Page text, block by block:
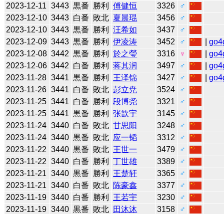
2023-12-11 3443 黒番 勝利 傅健恒 3326
♂
2023-12-10 3443 白番 敗北 夏晨琨 3456
♂
2023-12-10 3443 黒番 勝利 汪希如 3437
♂
2023-12-09 3443 黒番 勝利 伊凌涛 3452 ♂ |
2023-12-08 3442 黒番 勝利 於之瑩 3316 ♀ |
2023-12-06 3442 白番 勝利 蒋其润 3497 ♂ |
2023-11-28 3441 黒番 勝利 王泽锦 3427 ♂ |
2023-11-26 3441 白番 敗北 彭立尭 3524
♂
2023-11-25 3441 白番 勝利 段博尧 3321
♂
2023-11-25 3441 黒番 勝利 张歆宇 3145
♂
2023-11-24 3440 白番 敗北 甘思阳 3248
♂
2023-11-24 3440 黒番 敗北 应一韬 3312
♂
2023-11-22 3440 黒番 敗北 王世一 3479
♂
2023-11-22 3440 白番 勝利 丁世雄 3389
♂
2023-11-21 3440 黒番 勝利 王楚轩 3365
♂
2023-11-21 3440 白番 敗北 陈豪鑫 3377
♂
2023-11-19 3440 白番 勝利 王若宇 3230
♂
2023-11-19 3440 黒番 敗北 田沐沐 3158
♂